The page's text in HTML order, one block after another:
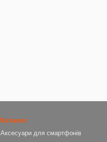
Каталог
Аксесуари для смартфонів